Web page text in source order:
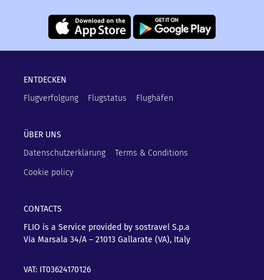
ENTDECKEN
Flugverfolgung
Flugstatus Flughäfen
ÜBER UNS
Datenschutzerklärung
Terms & Conditions
Cookie policy
CONTACTS
FLIO is a Service provided by sostravel S.p.a
Via Marsala 34/A – 21013 Gallarate (VA), Italy
VAT: IT03624170126